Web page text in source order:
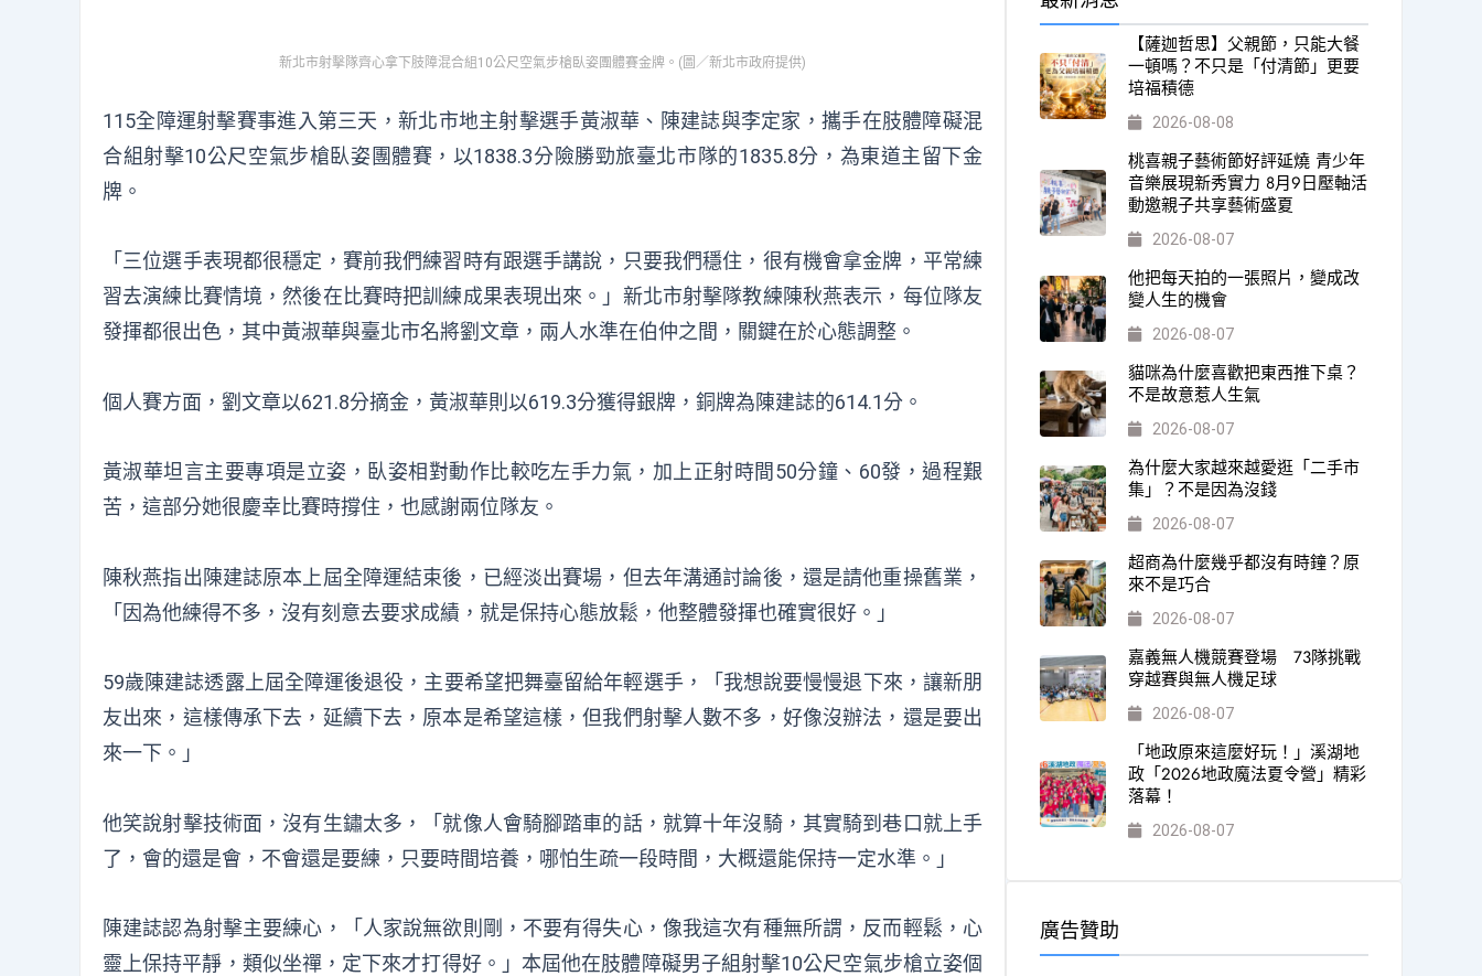
新北市射擊隊齊心拿下肢障混合組10公尺空氣步槍臥姿團體賽金牌。(圖／新北市政府提供)
115全障運射擊賽事進入第三天，新北市地主射擊選手黃淑華、陳建誌與李定家，攜手在肢體障礙混
合組射擊10公尺空氣步槍臥姿團體賽，以1838.3分險勝勁旅臺北市隊的1835.8分，為東道主留下金
牌。
「三位選手表現都很穩定，賽前我們練習時有跟選手講說，只要我們穩住，很有機會拿金牌，平常練
習去演練比賽情境，然後在比賽時把訓練成果表現出來。」新北市射擊隊教練陳秋燕表示，每位隊友
發揮都很出色，其中黃淑華與臺北市名將劉文章，兩人水準在伯仲之間，關鍵在於心態調整。
個人賽方面，劉文章以621.8分摘金，黃淑華則以619.3分獲得銀牌，銅牌為陳建誌的614.1分。
黃淑華坦言主要專項是立姿，臥姿相對動作比較吃左手力氣，加上正射時間50分鐘、60發，過程艱
苦，這部分她很慶幸比賽時撐住，也感謝兩位隊友。
陳秋燕指出陳建誌原本上屆全障運結束後，已經淡出賽場，但去年溝通討論後，還是請他重操舊業，
「因為他練得不多，沒有刻意去要求成績，就是保持心態放鬆，他整體發揮也確實很好。」
59歲陳建誌透露上屆全障運後退役，主要希望把舞臺留給年輕選手，「我想說要慢慢退下來，讓新朋
友出來，這樣傳承下去，延續下去，原本是希望這樣，但我們射擊人數不多，好像沒辦法，還是要出
來一下。」
他笑說射擊技術面，沒有生鏽太多，「就像人會騎腳踏車的話，就算十年沒騎，其實騎到巷口就上手
了，會的還是會，不會還是要練，只要時間培養，哪怕生疏一段時間，大概還能保持一定水準。」
陳建誌認為射擊主要練心，「人家說無欲則剛，不要有得失心，像我這次有種無所謂，反而輕鬆，心
靈上保持平靜，類似坐禪，定下來才打得好。」本屆他在肢體障礙男子組射擊10公尺空氣步槍立姿個
【薩迦哲思】父親節，只能大餐
一頓嗎？不只是「付清節」更要
培福積德
2026-08-08
桃喜親子藝術節好評延燒 青少年
音樂展現新秀實力 8月9日壓軸活
動邀親子共享藝術盛夏
2026-08-07
他把每天拍的一張照片，變成改
變人生的機會
2026-08-07
貓咪為什麼喜歡把東西推下桌？
不是故意惹人生氣
2026-08-07
為什麼大家越來越愛逛「二手市
集」？不是因為沒錢
2026-08-07
超商為什麼幾乎都沒有時鐘？原
來不是巧合
2026-08-07
嘉義無人機競賽登場 73隊挑戰
穿越賽與無人機足球
2026-08-07
「地政原來這麼好玩！」溪湖地
政「2026地政魔法夏令營」精彩
落幕！
2026-08-07
廣告贊助